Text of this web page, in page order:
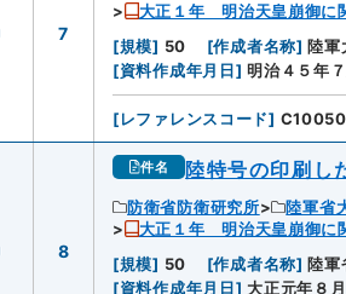
7
大正１年 明治天皇崩御に
[規模] 50 [作成者名称] 陸軍
[資料作成年月日] 明治４５年
[レファレンスコード]
8
件名 陸特号の印刷し
防衛省防衛研究所 陸軍省
大正１年 明治天皇崩御に
[規模] 50 [作成者名称] 陸軍
[資料作成年月日] 大正元年８